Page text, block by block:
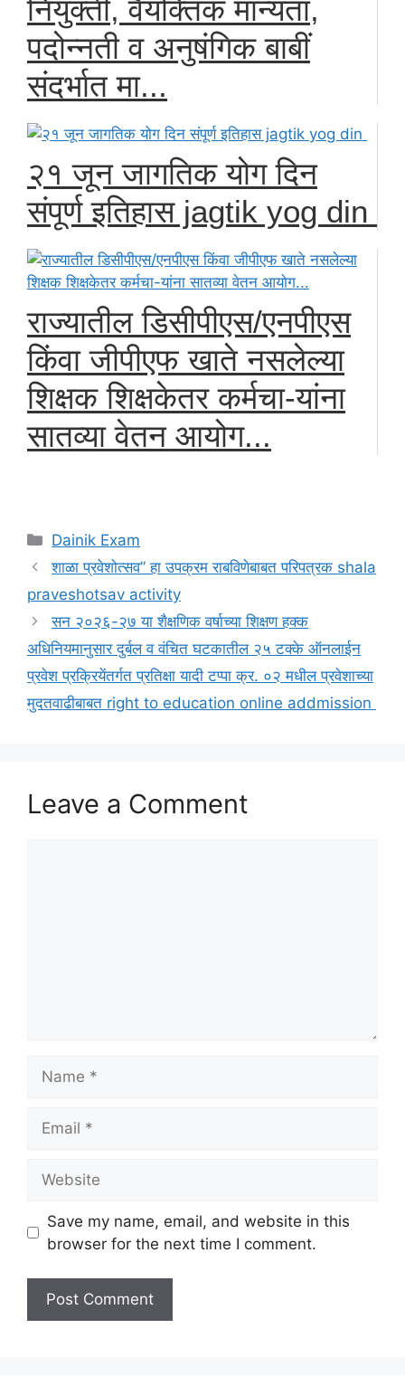
नियुक्ती, वैयक्तिक मान्यता,
पदोन्नती व अनुषंगिक बाबीं
संदर्भात मा...
२१ जून जागतिक योग दिन
संपूर्ण इतिहास jagtik yog din
राज्यातील डिसीपीएस/एनपीएस
किंवा जीपीएफ खाते नसलेल्या
शिक्षक शिक्षकेतर कर्मचा-यांना
सातव्या वेतन आयोग...
Categories
Dainik Exam
शाळा प्रवेशोत्सव” हा उपक्रम राबविणेबाबत परिपत्रक shala
praveshotsav activity
सन २०२६-२७ या शैक्षणिक वर्षाच्या शिक्षण हक्क
अधिनियमानुसार दुर्बल व वंचित घटकातील २५ टक्के ऑनलाईन
प्रवेश प्रक्रियेंतर्गत प्रतिक्षा यादी टप्पा क्र. ०२ मधील प्रवेशाच्या
मुदतवाढीबाबत right to education online addmission
Leave a Comment
Save my name, email, and website in this
browser for the next time I comment.